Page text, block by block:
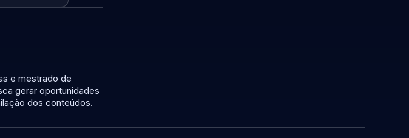
e mestrado de
gerar oportunidades
dos conteúdos.